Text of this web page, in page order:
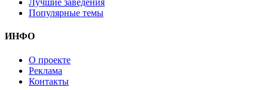
Лучшие заведения
Популярные темы
ИНФО
О проекте
Реклама
Контакты